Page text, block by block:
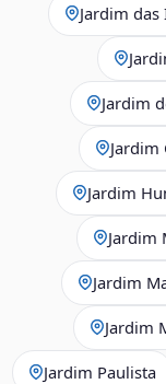
Jardim
Jardim
Jardim
Jardim
Jardim
Jardim
Jardim
Jardim Paulista